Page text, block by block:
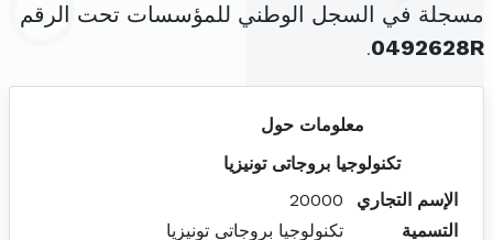
مسجلة في السجل الوطني للمؤسسات تحت الرقم
0492628R
.
معلومات حول
تكنولوجيا بروجاتى تونيزيا
الإسم التجاري
20000
التسمية
تكنولوجيا بروجاتى تونيزيا